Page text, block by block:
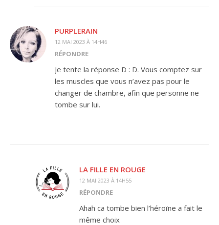
PURPLERAIN
12 MAI 2023 À 14H46
RÉPONDRE
Je tente la réponse D : D. Vous comptez sur
les muscles que vous n’avez pas pour le
changer de chambre, afin que personne ne
tombe sur lui.
LA FILLE EN ROUGE
12 MAI 2023 À 14H55
RÉPONDRE
Ahah ca tombe bien l’héroïne a fait le
même choix